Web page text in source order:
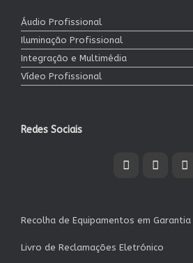
Áudio Profissional
Iluminação Profissional
Integração e Multimédia
Vídeo Profissional
Redes Sociais
Recolha de Equipamentos em Garantia
Livro de Reclamações Eletrónico